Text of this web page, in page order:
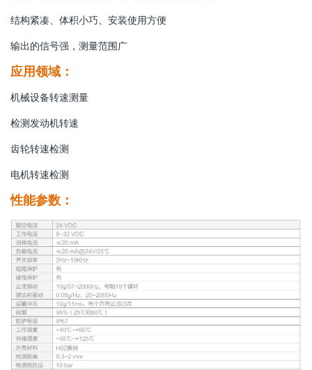
结构紧凑、体积小巧、安装使用方便
输出的信号强，测量范围广
应用领域：
机械设备转速测量
检测发动机转速
齿轮转速检测
电机转速检测
性能参数：